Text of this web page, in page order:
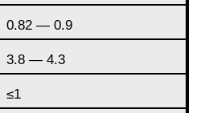
0.82 — 0.9
3.8 — 4.3
≤1